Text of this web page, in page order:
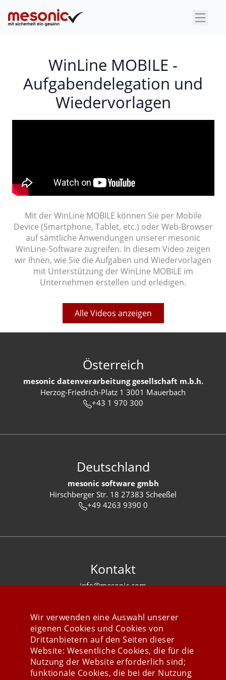
×
WinLine MOBILE -
Aufgabendelegation und
Wiedervorlagen
Mit der WinLine MOBILE können Sie per Mobile
Device (Smartphone, Tablet, etc.) oder Web-Browser
auf sämtliche Anwendungen unserer mesonic
WinLine-Software zugreifen. In diesem Video zeigen
wir Ihnen, wie Sie die Aufgaben und Wiedervorlagen
mit Unterstützung der WinLine MOBILE im
Unternehmen erstellen und erledigen.
Alle Videos anzeigen
Österreich
mesonic datenverarbeitung gesellschaft m.b.h.
Herzog-Friedrich-Platz 1 3001 Mauerbach
+43 1 970 300
Deutschland
mesonic software gmbh
Hirschberger Str. 18 27383 Scheeßel
+49 4263 9390 0
Kontakt
info@mesonic.com
Stay connected
Wir verwenden eine Auswahl unserer
eigenen Cookies und Cookies von
Drittanbietern auf den Seiten dieser
Website: Wesentliche Cookies, die für die
Nutzung der Website erforderlich sind;
funktionale Cookies, die bei der Nutzung